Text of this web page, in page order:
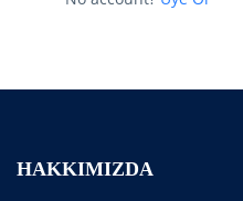
HAKKIMIZDA